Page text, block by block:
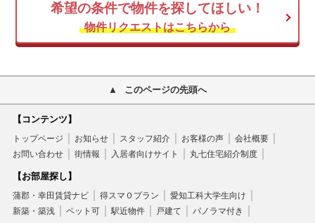
希望の条件で物件を探してほしい！
物件リクエストはこちらから
このページの先頭へ
【コンテンツ】
トップページ お知らせ スタッフ紹介 お客様の声
会社概要
お問い合わせ
街情報 入居者向けサイト 丸七住宅紹介制度
【お部屋探し】
蒲郡・幸田賃貸ナビ 得スマ０プラン
愛知工科大学生向け
新築・築浅
ペット可 駅近物件 戸建て パノラマ付き